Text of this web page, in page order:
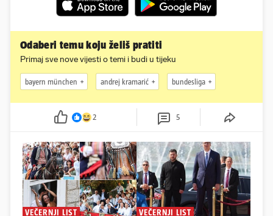
Odaberi temu koju želiš pratiti
Primaj sve nove vijesti o temi i budi u tijeku
bayern münchen andrej kramarić bundesliga
2 5